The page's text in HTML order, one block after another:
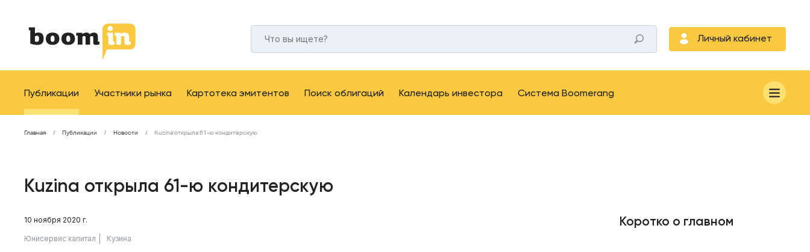
Личный кабинет
Публикации Участники рынка Картотека эмитентов Поиск облигаций Календарь инвестора Система Boomerang
Главная Публикации Новости Kuzina открыла 61-ю кондитерскую
Kuzina открыла 61-ю кондитерскую
10 ноября 2020 г.
Юнисервис капитал Кузина
Коротко о главном